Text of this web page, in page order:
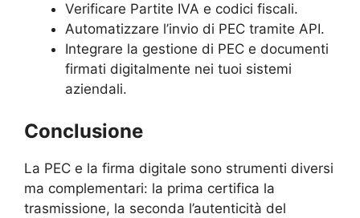
Verificare Partite IVA e codici fiscali.
Automatizzare l’invio di PEC tramite API.
Integrare la gestione di PEC e documenti
firmati digitalmente nei tuoi sistemi
aziendali.
Conclusione
La PEC e la firma digitale sono strumenti diversi
ma complementari: la prima certifica la
trasmissione, la seconda l’autenticità del